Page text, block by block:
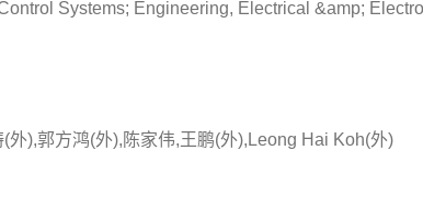
Systems; Engineering, Electrical &amp;
外),郭方鸿(外),陈家伟,王鹏(外),Leong Hai Koh(外)